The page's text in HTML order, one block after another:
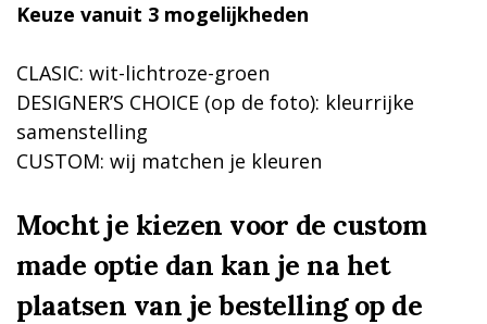
Keuze vanuit 3 mogelijkheden
CLASIC: wit-lichtroze-groen
DESIGNER’S CHOICE (op de foto): kleurrijke
samenstelling
CUSTOM: wij matchen je kleuren
Mocht je kiezen voor de custom
made optie dan kan je na het
plaatsen van je bestelling op de